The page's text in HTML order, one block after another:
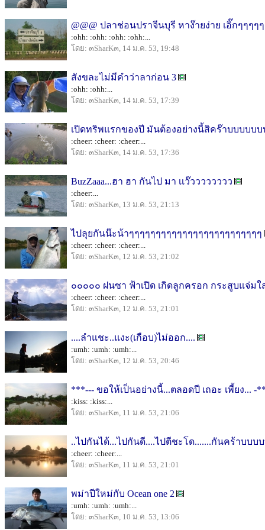
@@@ ปลาช่อนปราจีนบุรี หาง๊ายง่าย เอิ๊กๆๆๆๆๆ
:ohh: :ohh: :ohh: :ohh:...
โดย: ๓SharK๓, 14 ม.ค. 53, 19:48
สังขละไม่มีคำว่าลาก่อน 3
:ohh: :ohh:...
โดย: ๓SharK๓, 14 ม.ค. 53, 17:39
เปิดทริพแรกของปี มันต้องอย่างนี้สิคร๊าบบบบบบ
:cheer: :cheer: :cheer:...
โดย: ๓SharK๓, 14 ม.ค. 53, 17:36
BuzZaaa...ฮา ฮา กันไป มา เเว๊วววววววว
:cheer:...
โดย: ๓SharK๓, 13 ม.ค. 53, 21:13
ไปลุยกันน๊ะน้าๆๆๆๆๆๆๆๆๆๆๆๆๆๆๆๆๆๆๆๆๆๆๆๆๆ
:cheer: :cheer: :cheer:...
โดย: ๓SharK๓, 12 ม.ค. 53, 21:02
๐๐๐๐๐ ฝนซา ฟ้าเปิด เกิดลูกครอก กระสูบแจ่มใ
:cheer: :cheer: :cheer:...
โดย: ๓SharK๓, 12 ม.ค. 53, 21:01
....ลำแชะ..แงะ(เกือบ)ไม่ออก....
:umh: :umh: :umh:...
โดย: ๓SharK๓, 12 ม.ค. 53, 20:46
***--- ขอให้เป็นอย่างนี้...ตลอดปี เถอะ เพี้ยง... -**
:kiss: :kiss:...
โดย: ๓SharK๓, 11 ม.ค. 53, 21:06
..ไปกันได้...ไปกันดี....ไปตีชะโด.......กันคร้าบบบ
:cheer: :cheer:...
โดย: ๓SharK๓, 11 ม.ค. 53, 21:01
พม่าปีใหม่กับ Ocean one 2
:umh: :umh: :umh:...
โดย: ๓SharK๓, 10 ม.ค. 53, 13:06